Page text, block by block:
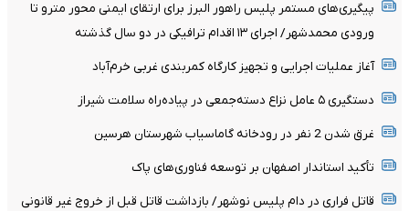
پیگیری‌های مستمر پلیس راهور البرز برای ارتقای ایمنی محور مترو تا
ورودی محمدشهر/ اجرای ۱۳ اقدام ترافیکی در دو سال گذشته
آغاز عملیات اجرایی و تجهیز کارگاه کمربندی غربی خرم‌آباد
دستگیری ۵ عامل نزاع دسته‌جمعی در پیاده‌راه سلامت شیراز
غرق شدن 2 نفر در رودخانه گاماسیاب شهرستان هرسین
تأکید استاندار اصفهان بر توسعه فناوری‌های پاک
قاتل فراری در دام پلیس نوشهر/ بازداشت قاتل قبل از خروج غیر قانونی